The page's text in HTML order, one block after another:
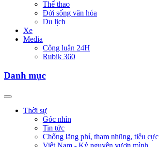
Thể thao
Đời sống văn hóa
Du lịch
Xe
Media
Công luận 24H
Rubik 360
Danh mục
Thời sự
Góc nhìn
Tin tức
Chống lãng phí, tham nhũng, tiêu cực